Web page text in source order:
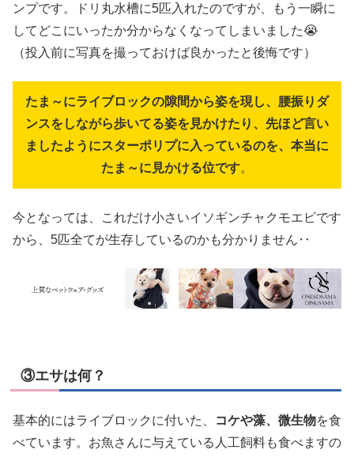
ンプです。ドリ丸水槽に5匹入れたのですが、もう一瞬に
してどこにいったか分からなくなってしまいました😭
（投入前に写真を撮っておけば良かったと後悔です）
たま～にライブロックの隙間から姿を現し、腰振りダ
ンスをしながら歩いてる姿を見かけたり、先ほど言い
ましたようにスターポリプに入っているのを、本当に
たま～に見かける位です。
今となっては、これだけ小さいイソギンチャクモエビです
から、5匹全てが生存しているのかも分かりません‥
③エサは何？
基本的にはライブロックに付いた、 コケや藻、微生物を食
べています。お魚さんに与えている人工飼料も食べますの